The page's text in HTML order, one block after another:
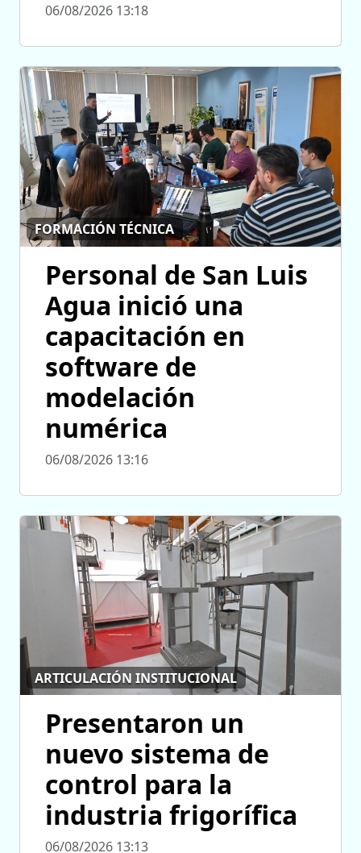
06/08/2026 13:18
FORMACIÓN TÉCNICA
Personal de San Luis
Agua inició una
capacitación en
software de
modelación
numérica
06/08/2026 13:16
ARTICULACIÓN INSTITUCIONAL
Presentaron un
nuevo sistema de
control para la
industria frigorífica
06/08/2026 13:13